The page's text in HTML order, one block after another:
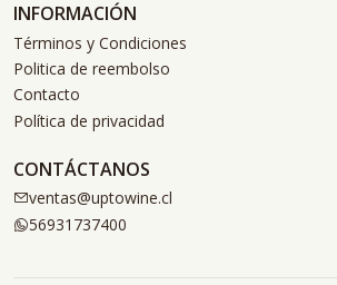
INFORMACIÓN
Términos y Condiciones
Politica de reembolso
Contacto
Política de privacidad
CONTÁCTANOS
ventas@uptowine.cl
56931737400